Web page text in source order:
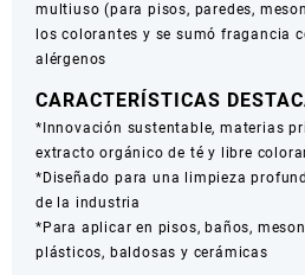
multiuso (para pisos, paredes,
los colorantes y se sumó fragancia
alérgenos
CARACTERÍSTICAS
*Innovación sustentable, materias
extracto orgánico de té y libre
*Diseñado para una limpieza
de la industria
*Para aplicar en pisos, baños,
plásticos, baldosas y cerámicas